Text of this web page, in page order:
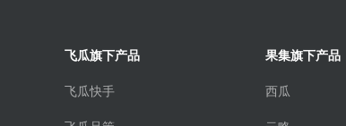
飞瓜旗下产品
飞瓜快手
果集旗下产品
西瓜